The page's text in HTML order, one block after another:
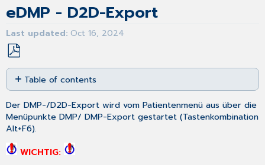
eDMP - D2D-Export
Last updated Oct 16, 2024
Save
as
PDF
Table of contents
No
headers
Der DMP-/D2D-Export wird vom Patientenmenü aus über die
MenüpunkteDMP/DMP-Export gestartet (Tastenkombination
Alt+F6).
WICHTIG: